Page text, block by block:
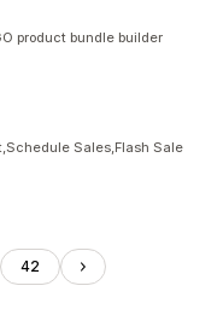
product bundle builder
Sales,Flash Sale
42